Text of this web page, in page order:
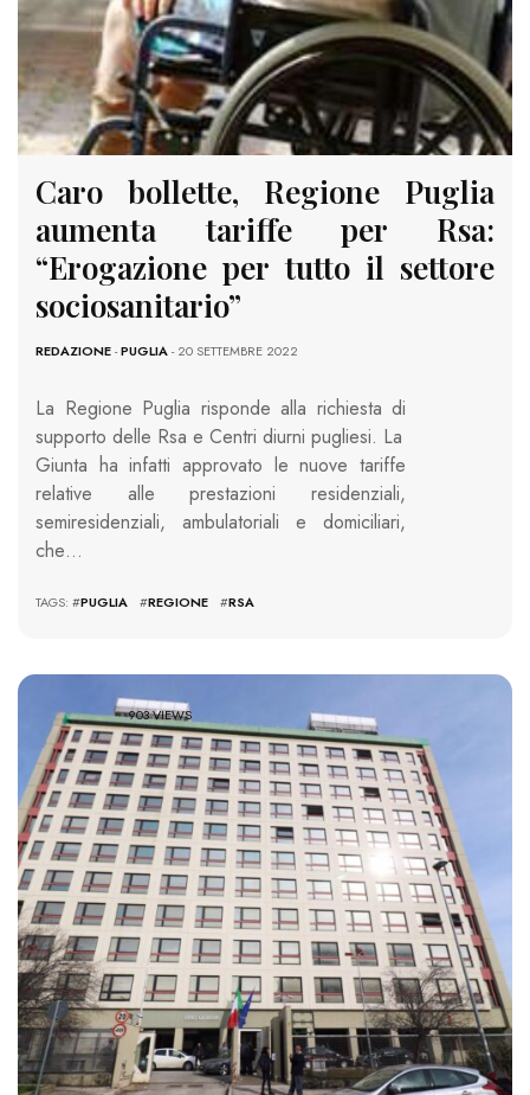
Caro bollette, Regione Puglia
aumenta tariffe per Rsa:
“Erogazione per tutto il settore
sociosanitario”
REDAZIONE-PUGLIA- 20 SETTEMBRE 2022
La Regione Puglia risponde alla richiesta di
supporto delle Rsa e Centri diurni pugliesi. La
Giunta ha infatti approvato le nuove tariffe
relative alle prestazioni residenziali,
semiresidenziali, ambulatoriali e domiciliari,
che…
TAGS: #PUGLIA #REGIONE #RSA
903 VIEWS